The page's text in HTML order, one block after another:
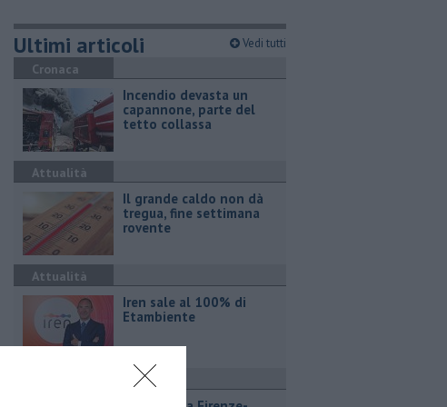
Ultimi articoli Vedi tutti
Cronaca
Incendio devasta un
capannone, parte del
tetto collassa
Attualità
Il grande caldo non dà
tregua, fine settimana
rovente
Attualità
Iren sale al 100% di
Etambiente